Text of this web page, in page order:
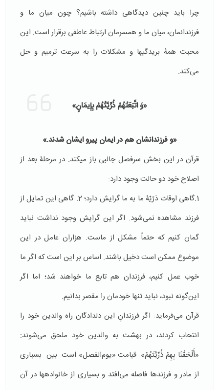
چرا باید چنین دیدگاهی داشته باشیم؟ چون میان ما و
فرزندانمان، میان ما و همسرمان ارتباط عاطفی برقرار است. این
محبت همۀ بریدگی­ها و مشکلات را به سرعت ترمیم و حل
می‌کند.
«وَ اتَّبَعَتْهُمْ ذُرِّيَّتُهُمْ بِإِيمَانٍ»
«و فرزندانشان هم در ایمان پیرو ایشان شدند.»
قرآن در این بخش سرفصل جالبی باز می­کند. در مرحلۀ بعد از
اصلاح خود دو حالت وجود دارد:
1.گاهی اوقات ذرّیّۀ ما به ما گرایش دارد؛ 2. گاهی این تمایل از
فرزند مشاهده نمی‌شود. اگر این گرایش وجود نداشت نباید
گمان کنیم که حتماً مشکل از ماست. هزاران عامل در این
موضوع ممکن است دخیل باشند. اساس بر این است که اگر ما
خوب عمل کنیم، فرزندان هم تابع ما خواهند شد؛ اما اگر
این‌گونه نبود، نباید تنها خودمان را مقصر بدانیم.
قرآن می‌فرماید: اگر فرزندانِ این دلدادگان راه والدین خود را
انتحاب کردند، در بهشت به والدین خود ملحق می‌شوند:
«أَلْحَقْنَا بِهِمْ ذُرِّيَّتَهُمْ». قیامت «یوم‌الفصل» است. بین بسیاری
از مادر و فرزندها فاصله می‌افتد و بسیاری از خانواده­ها در آن